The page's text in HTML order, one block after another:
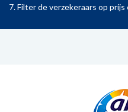
7. Filter de verzekeraars op